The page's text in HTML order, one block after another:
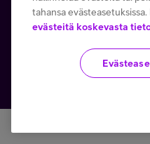
Suoratoistopalvelut
Mikä on 5G?
Hinnastot
Telia Helppi -tukipalvelu
Häiriötiedotteet
Yhteystiedot yrityksille
Minun Telia -sovellus
Avoimet työpaikat
Kesätyöt ja opiskelijat
Yritysvastuu
Käyttöehdot
Käytämme tällä
tahansa
evästeitä koskevasta